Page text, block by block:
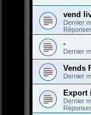
vend
Dernier
-
Dernier
Vends
Dernier
Export
Dernier